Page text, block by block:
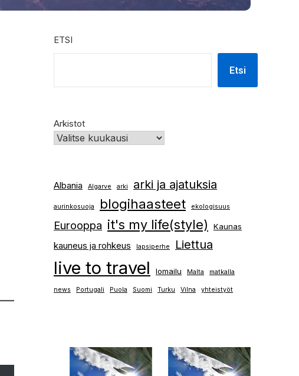
ETSI
Etsi
Arkistot
Albania Algarve arki arki ja ajatuksia
aurinkosuoja blogihaasteet ekologisuus
Eurooppa it's my life(style) Kaunas
kauneus ja rohkeus lapsiperhe Liettua
live to travel lomailu Malta matkalla
news Portugali Puola Suomi Turku Vilna yhteistyöt